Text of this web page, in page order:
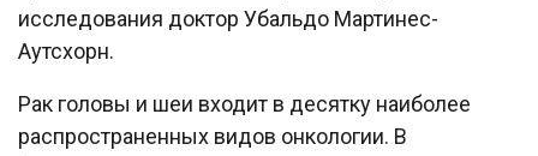
исследования доктор Убальдо Мартинес-
Аутсхорн.
Рак головы и шеи входит в десятку наиболее
распространенных видов онкологии. В